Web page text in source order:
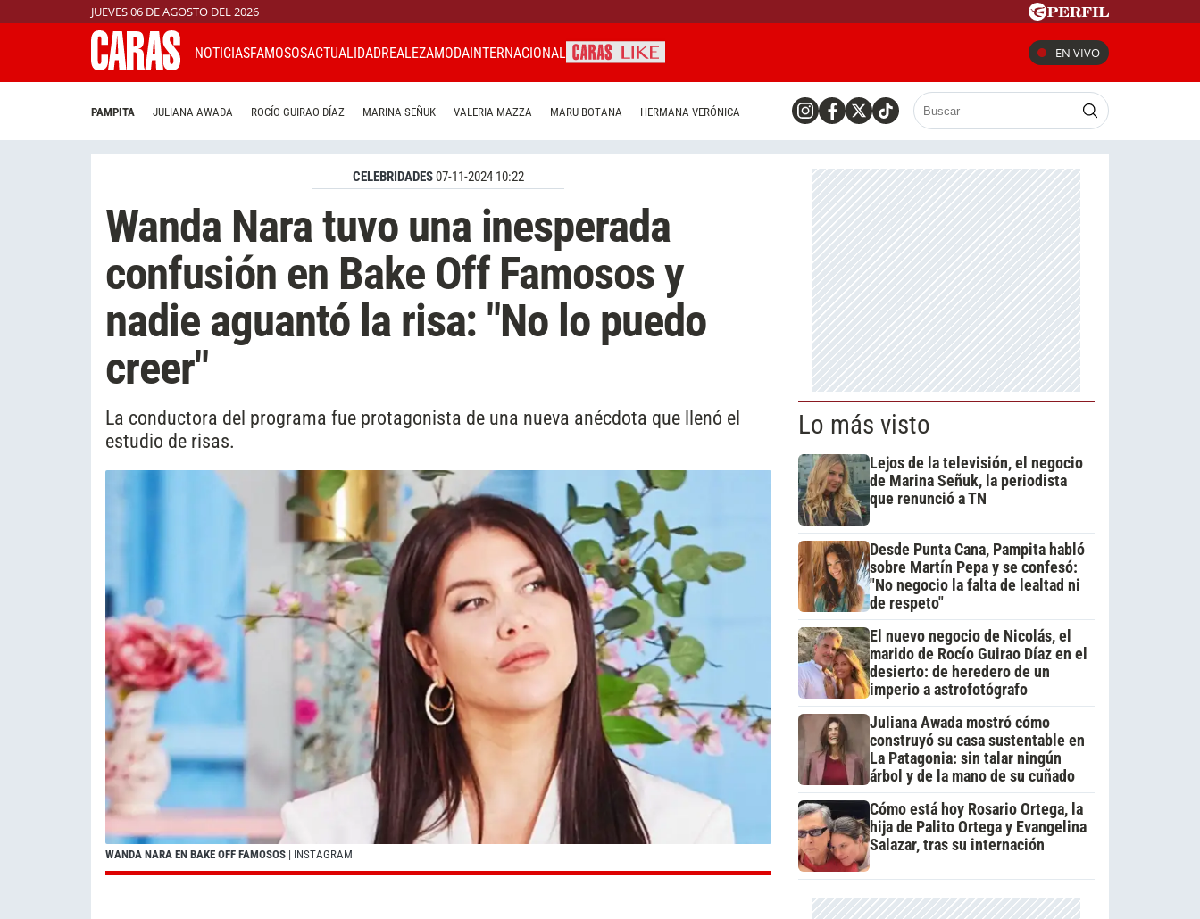
JUEVES 06 DE AGOSTO DEL 2026
NOTICIASFAMOSOSACTUALIDADREALEZAMODAINTERNACIONAL EN VIVO
PAMPITA JULIANA AWADA ROCÍO GUIRAO DÍAZ MARINA SEÑUK VALERIA MAZZA MARU BOTANA HERMANA VERÓNICA
CELEBRIDADES07-11-2024 10:22
Wanda Nara tuvo una inesperada
confusión en Bake Off Famosos y
nadie aguantó la risa: "No lo puedo
creer"
La conductora del programa fue protagonista de una nueva anécdota que llenó el
estudio de risas.
WANDA NARA EN BAKE OFF FAMOSOS | INSTAGRAM
Lo más visto
Lejos de la televisión, el negocio
de Marina Señuk, la periodista
que renunció a TN
Desde Punta Cana, Pampita habló
sobre Martín Pepa y se confesó:
"No negocio la falta de lealtad ni
de respeto"
El nuevo negocio de Nicolás, el
marido de Rocío Guirao Díaz en el
desierto: de heredero de un
imperio a astrofotógrafo
Juliana Awada mostró cómo
construyó su casa sustentable en
La Patagonia: sin talar ningún
árbol y de la mano de su cuñado
Cómo está hoy Rosario Ortega, la
hija de Palito Ortega y Evangelina
Salazar, tras su internación